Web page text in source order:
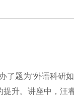
了题为“外语科
升。讲座中，汪